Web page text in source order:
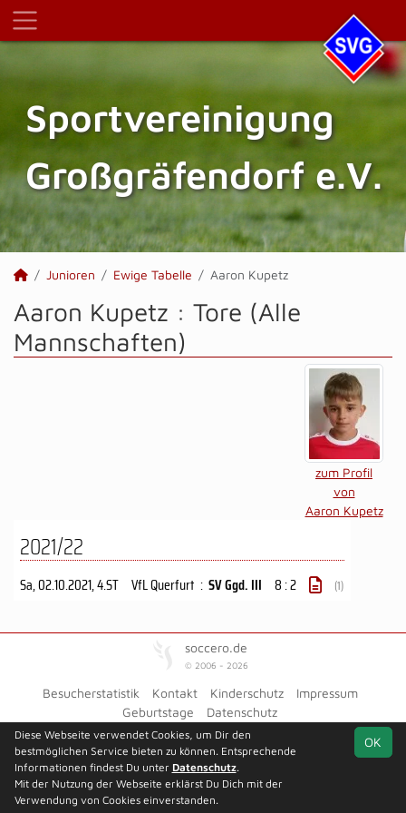
Sportvereinigung
Großgräfendorf e.V.
Junioren Ewige Tabelle Aaron Kupetz
Aaron Kupetz : Tore (Alle
Mannschaften)
zum Profil
von
Aaron Kupetz
2021/22
Sa, 02.10.2021, 4.ST VfL Querfurt : SV Ggd. III 8 : 2 (1)
soccero.de
© 2006 - 2026
Besucherstatistik Kontakt Kinderschutz
Impressum
Geburtstage
Datenschutz
Facebook
OK
Diese Webseite verwendet Cookies, um Dir den
bestmöglichen Service bieten zu können. Entsprechende
Informationen findest Du unter Datenschutz.
Mit der Nutzung der Webseite erklärst Du Dich mit der
Verwendung von Cookies einverstanden.